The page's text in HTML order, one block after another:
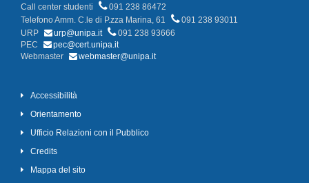
Call center studenti
091 238 86472
Telefono Amm. C.le di P.zza Marina, 61
091 238 93011
URP
urp@unipa.it
091 238 93666
PEC
pec@cert.unipa.it
Webmaster
webmaster@unipa.it
Accessibilità
Orientamento
Ufficio Relazioni con il Pubblico
Credits
Mappa del sito